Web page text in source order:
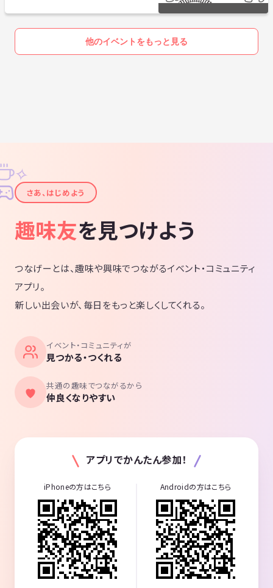
他のイベントをもっと見る
✦
✧
さあ、はじめよう
趣味友を見つけよう
つなげーとは、趣味や興味でつながるイベント・コミュニティ
アプリ。
新しい出会いが、毎日をもっと楽しくしてくれる。
イベント・コミュニティが
見つかる・つくれる
共通の趣味でつながるから
仲良くなりやすい
アプリでかんたん参加！
iPhoneの方はこちら Androidの方はこちら